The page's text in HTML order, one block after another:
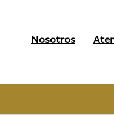
Nosotros